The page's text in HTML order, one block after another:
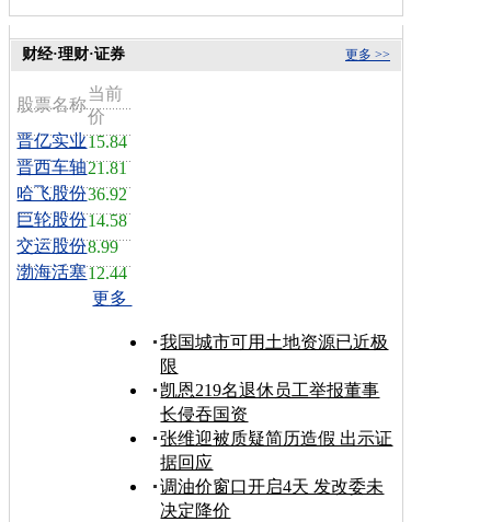
更多 >>
财经·理财·证券
股票名称
当前
价
晋亿实业15.84
晋西车轴21.81
哈飞股份36.92
巨轮股份14.58
交运股份8.99
渤海活塞12.44
更多
我国城市可用土地资源已近极
限
凯恩219名退休员工举报董事
长侵吞国资
张维迎被质疑简历造假 出示证
据回应
调油价窗口开启4天 发改委未
决定降价